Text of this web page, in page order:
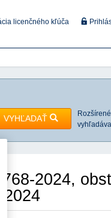
licenčného kľúča
VYHĽADAŤ
Rozšírené
2024,